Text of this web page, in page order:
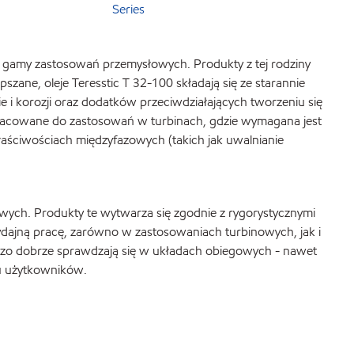
Series
zastosowań przemysłowych. Produkty z tej rodziny
oleje Teresstic T 32-100 składają się ze starannie
korozji oraz dodatków przeciwdziałających tworzeniu się
do zastosowań w turbinach, gdzie wymagana jest
międzyfazowych (takich jak uwalnianie
Produkty te wytwarza się zgodnie z rygorystycznymi
pracę, zarówno w zastosowaniach turbinowych, jak i
dobrze sprawdzają się w układach obiegowych - nawet
użytkowników.